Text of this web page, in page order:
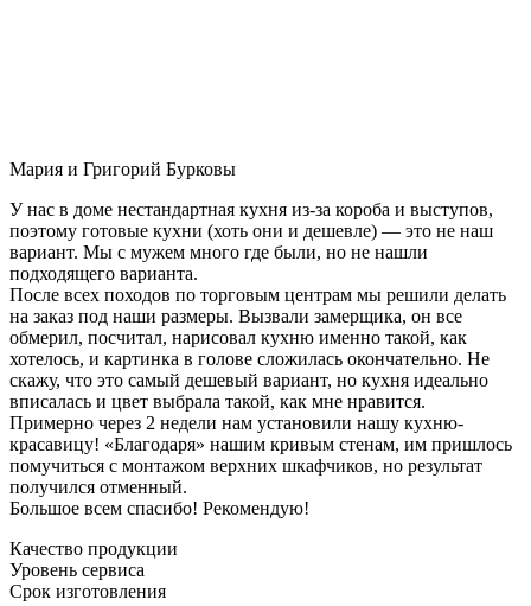
Мария и Григорий Бурковы
У нас в доме нестандартная кухня из-за короба и выступов,
поэтому готовые кухни (хоть они и дешевле) — это не наш
вариант. Мы с мужем много где были, но не нашли
подходящего варианта.
После всех походов по торговым центрам мы решили делать
на заказ под наши размеры. Вызвали замерщика, он все
обмерил, посчитал, нарисовал кухню именно такой, как
хотелось, и картинка в голове сложилась окончательно. Не
скажу, что это самый дешевый вариант, но кухня идеально
вписалась и цвет выбрала такой, как мне нравится.
Примерно через 2 недели нам установили нашу кухню-
красавицу! «Благодаря» нашим кривым стенам, им пришлось
помучиться с монтажом верхних шкафчиков, но результат
получился отменный.
Большое всем спасибо! Рекомендую!
Качество продукции
Уровень сервиса
Срок изготовления